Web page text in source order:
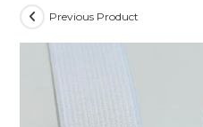
Previous Product